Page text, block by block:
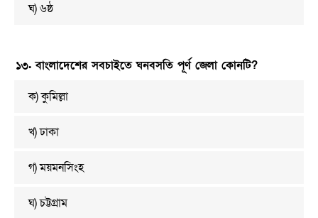
ঘ) ৬ষ্ঠ
১৩. বাংলাদেশের সবচাইতে ঘনবসতি পূর্ণ জেলা কোনটি?
ক) কুমিল্লা
খ) ঢাকা
গ) ময়মনসিংহ
ঘ) চট্টগ্রাম